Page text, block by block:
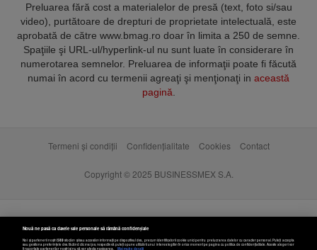
Preluarea fără cost a materialelor de presă (text, foto si/sau
video), purtătoare de drepturi de proprietate intelectuală, este
aprobată de către www.bmag.ro doar în limita a 250 de semne.
Spaţiile şi URL-ul/hyperlink-ul nu sunt luate în considerare în
numerotarea semnelor. Preluarea de informaţii poate fi făcută
numai în acord cu termenii agreaţi şi menţionaţi in această
pagină
Termeni și condiții Confidențialitate Cookies Contact
Copyright © 2025 BUSINESSMEX S.A.
Nouă ne pasă ca datele tale personale să rămână confidențiale
Noi și partenerii noștri589stocăm și/sau accesăm informații pe dispozitivul dvs., precum identificatorii cookie unici pentru prelucrarea datelor cu caracter personal. Puteți accepta
sau gestiona preferințele dvs. făcând clic mai jos, respectiv vă puteți opune utilizării unui interes legitim în orice moment pe pagina cu politica de confidențialitate. Aceste alegeri vor
fi raportate partenerilor noștri și nu vă vor afecta navigarea.
Mai multe detalii